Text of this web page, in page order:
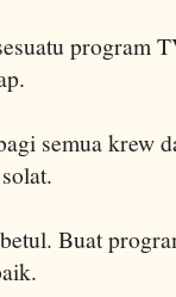
program
semua krew
Buat